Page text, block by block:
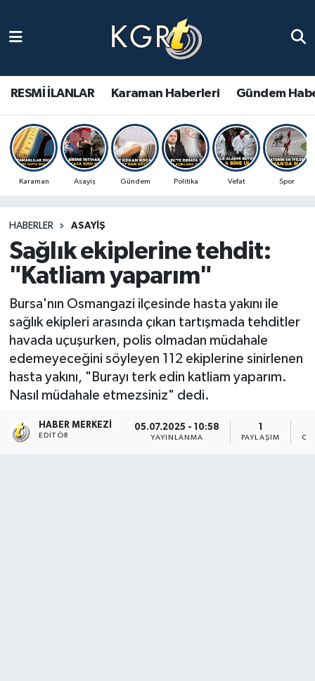
RESMİ İLANLAR Karaman Haberleri Gündem
Karaman Asayiş Gündem Politika Vefat Spor
HABERLER ASAYIŞ
Sağlık ekiplerine tehdit:
"Katliam yaparım"
Bursa'nın Osmangazi ilçesinde hasta yakını ile
sağlık ekipleri arasında çıkan tartışmada tehditler
havada uçuşurken, polis olmadan müdahale
edemeyeceğini söyleyen 112 ekiplerine sinirlenen
hasta yakını, "Burayı terk edin katliam yaparım.
Nasıl müdahale etmezsiniz" dedi.
HABER MERKEZI
EDITÖR
05.07.2025 - 10:58
YAYINLANMA
1
PAYLAŞIM
Gündem Haberleri
Güncel Haberler
Spor Haberleri
Ulusal Haberler
Vefat Edenler